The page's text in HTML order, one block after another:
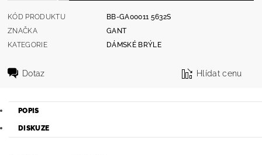
KÓD PRODUKTU
BB-GA00011 5632S
ZNAČKA
GANT
KATEGORIE
DÁMSKÉ BRÝLE
Dotaz Hlídat cenu
POPIS
DISKUZE